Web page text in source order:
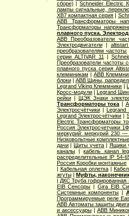
сборе) |Schneider Electric
лампы сигнальные,
XB7 компактная серия |
ABB Трансформаторы
Трансформаторы
плавного пуска.
ABB Преобразователи
Электродвигатели|
преобразователям частоты
серии ALTIVAR 11
|
Преобразователи частоты
плавного пуска серия
клеммникам | ABB
блоки| ABB Шины,
Legrand Viking Клеммники |
Кросс-модули| Legrand
рейки| ЩЭК Знаки
Трансформаторы тока |
Электросчётчики| Legrand
Legrand Электросчётчики |
Electric Трансформаторы
Россия Электросчетчики
меркурий: меркурий 230 —
Низковольтные
дачи|Щиты учета |Ящики
каналы|кабель канал
распределительные IP 54-
Россия Коробки монтажные
| Кабельная оплетка|
жгуты| Муфты,
| ДКС Труба гофрированная
EIB Сенсоры |Gira EIB
Системные компоненты |
Программируемые реле
ABB Автоматы защиты
и аксессуары|ABB